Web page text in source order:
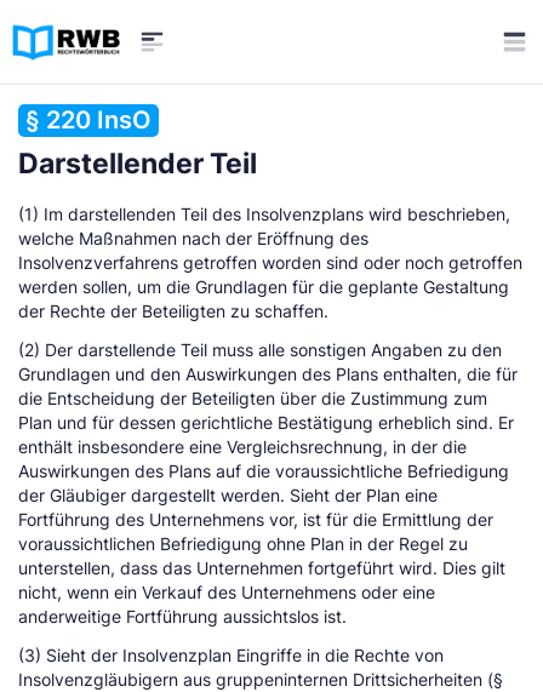
§ 220 InsO
Darstellender Teil
(1) Im darstellenden Teil des Insolvenzplans wird beschrieben,
welche Maßnahmen nach der Eröffnung des
Insolvenzverfahrens getroffen worden sind oder noch getroffen
werden sollen, um die Grundlagen für die geplante Gestaltung
der Rechte der Beteiligten zu schaffen.
(2) Der darstellende Teil muss alle sonstigen Angaben zu den
Grundlagen und den Auswirkungen des Plans enthalten, die für
die Entscheidung der Beteiligten über die Zustimmung zum
Plan und für dessen gerichtliche Bestätigung erheblich sind. Er
enthält insbesondere eine Vergleichsrechnung, in der die
Auswirkungen des Plans auf die voraussichtliche Befriedigung
der Gläubiger dargestellt werden. Sieht der Plan eine
Fortführung des Unternehmens vor, ist für die Ermittlung der
voraussichtlichen Befriedigung ohne Plan in der Regel zu
unterstellen, dass das Unternehmen fortgeführt wird. Dies gilt
nicht, wenn ein Verkauf des Unternehmens oder eine
anderweitige Fortführung aussichtslos ist.
(3) Sieht der Insolvenzplan Eingriffe in die Rechte von
Insolvenzgläubigern aus gruppeninternen Drittsicherheiten (§